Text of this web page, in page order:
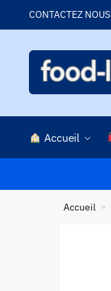
CONTACTEZ NOUS
Accueil
Accueil »